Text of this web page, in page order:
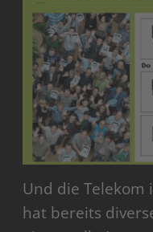
Und die
hat bereits